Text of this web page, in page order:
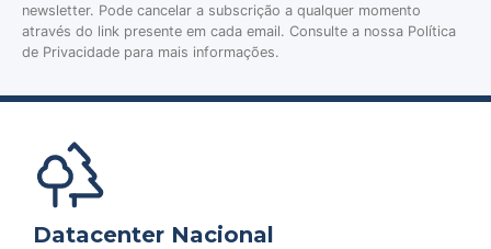
newsletter. Pode cancelar a subscrição a qualquer momento
através do link presente em cada email. Consulte a nossa Política
de Privacidade para mais informações.
Datacenter Nacional